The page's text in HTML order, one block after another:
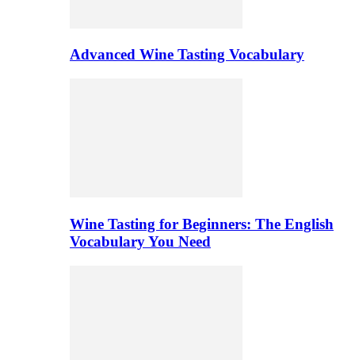
Advanced Wine Tasting Vocabulary
Wine Tasting for Beginners: The English
Vocabulary You Need